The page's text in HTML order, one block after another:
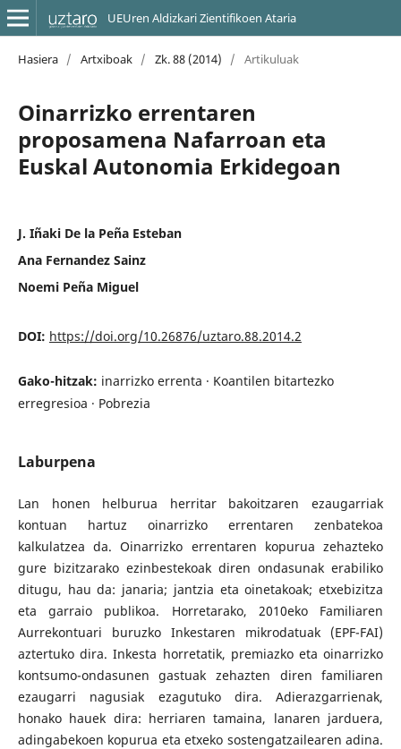
UEUren Aldizkari Zientifikoen Ataria
Hasiera / Artxiboak / Zk. 88 (2014) / Artikuluak
Oinarrizko errentaren
proposamena Nafarroan eta
Euskal Autonomia Erkidegoan
J. Iñaki De la Peña Esteban
Ana Fernandez Sainz
Noemi Peña Miguel
DOI: https://doi.org/10.26876/uztaro.88.2014.2
Gako-hitzak: inarrizko errenta · Koantilen bitartezko
erregresioa · Pobrezia
Laburpena
Lan honen helburua herritar bakoitzaren ezaugarriak
kontuan hartuz oinarrizko errentaren zenbatekoa
kalkulatzea da. Oinarrizko errentaren kopurua zehazteko
gure bizitzarako ezinbestekoak diren ondasunak erabiliko
ditugu, hau da: janaria; jantzia eta oinetakoak; etxebizitza
eta garraio publikoa. Horretarako, 2010eko Familiaren
Aurrekontuari buruzko Inkestaren mikrodatuak (EPF-FAI)
aztertuko dira. Inkesta horretatik, premiazko eta oinarrizko
kontsumo-ondasunen gastuak zehazten diren familiaren
ezaugarri nagusiak ezagutuko dira. Adierazgarrienak,
honako hauek dira: herriaren tamaina, lanaren jarduera,
adingabekoen kopurua eta etxeko sostengatzailearen adina.